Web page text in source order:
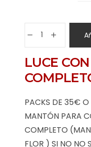
LUCE
PACKS DE 35€
MANTÓN PARA
COMPLETO
FLOR ) SI NO NO